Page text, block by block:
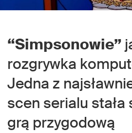
“Simpsonowie”
rozgrywka
Jedna z
scen serialu stała
grą przygodową